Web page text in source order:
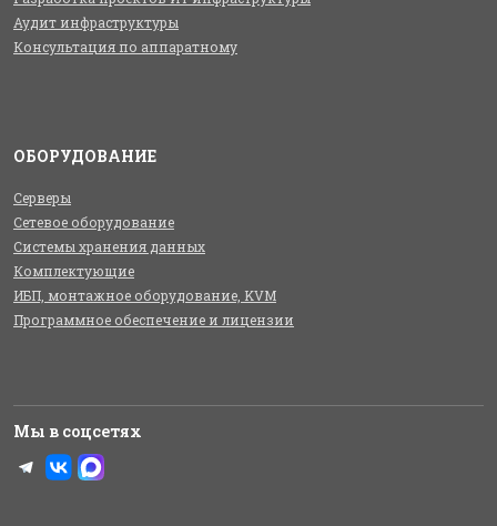
Аудит инфраструктуры
Консультация по аппаратному
ОБОРУДОВАНИЕ
Серверы
Сетевое оборудование
Системы хранения данных
Комплектующие
ИБП, монтажное оборудование, KVM
Программное обеспечение и лицензии
Мы в соцсетях